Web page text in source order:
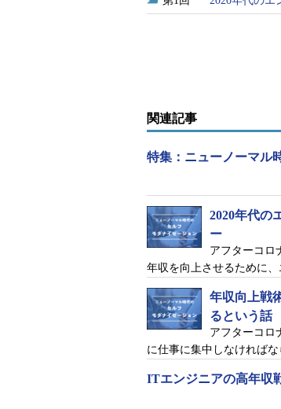
関連記事
特集：ニューノーマル
2020年代の
ー
アフターコロ
年収を向上させるために
年収向上戦
るという話
アフターコロ
に仕事に集中しなければ
ITエンジニアの高年収